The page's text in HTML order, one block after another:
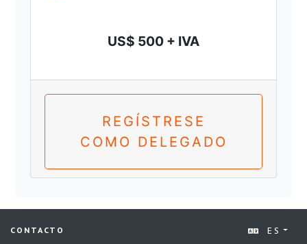
US$ 500 + IVA
REGÍSTRESE
COMO DELEGADO
CONTACTO ES